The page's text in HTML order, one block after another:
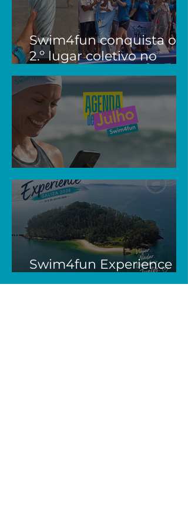
Swim4fun conquista o
2.º lugar coletivo no
Global Ocean Cascais
2026 e soma 17 pódios
individuais
Agenda de Julho
Swim4fun Experience |
Galiza 2026